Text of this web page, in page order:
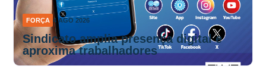
FORÇA 4 AGO 2026
Sindicato amplia presença digital e
aproxima trabalhadores